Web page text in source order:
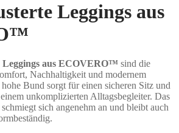
Leggings aus
Leggings aus ECOVERO™ sind die
Nachhaltigkeit und modernem
Bund sorgt für einen sicheren Sitz und
unkomplizierten Alltagsbegleiter. Das
sich angenehm an und bleibt auch